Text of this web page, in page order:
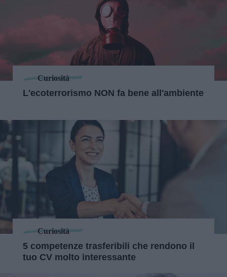
Curiosità
L'ecoterrorismo NON fa bene all'ambiente
Curiosità
5 competenze trasferibili che rendono il
tuo CV molto interessante